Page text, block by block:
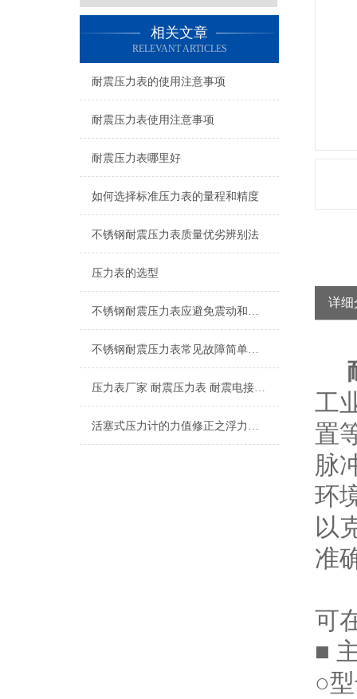
相关文章
RELEVANT ARTICLES
耐震压力表的使用注意事项
耐震压力表使用注意事项
耐震压力表哪里好
如何选择标准压力表的量程和精度
不锈钢耐震压力表质量优劣辨别法
压力表的选型
不锈钢耐震压力表应避免震动和碰撞，以免损坏
不锈钢耐震压力表常见故障简单分析，本文了解
压力表厂家 耐震压力表 耐震电接点压力表 隔膜压力表
活塞式压力计的力值修正之浮力影响
详细
工
置
脉
环
以
准
可
■
○